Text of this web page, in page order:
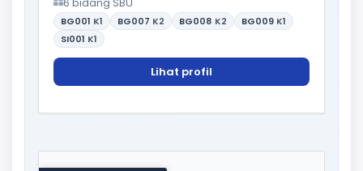
BG001 K1 BG007 K2 BG008 K2 BG009 K1
SI001 K1
Lihat profil